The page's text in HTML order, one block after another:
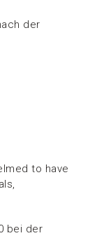
der
to have
bei der